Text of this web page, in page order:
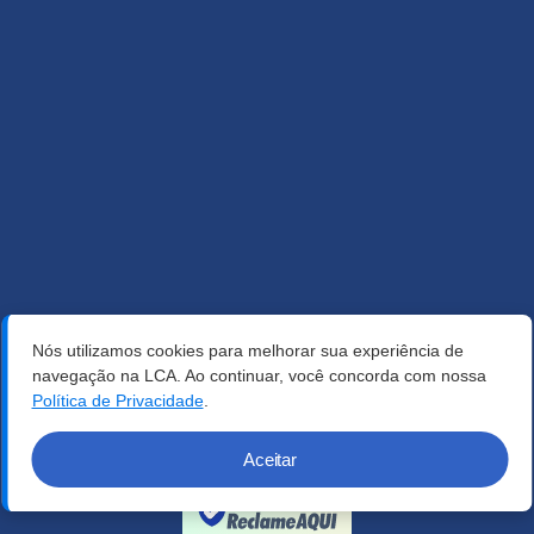
Nós utilizamos cookies para melhorar sua experiência de
navegação na LCA. Ao continuar, você concorda com nossa
Política de Privacidade.
Aceitar